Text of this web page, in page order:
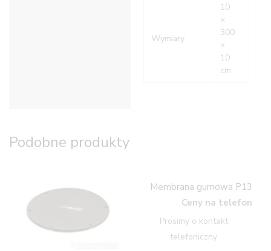
Wymiary
10
×
300
×
10
cm
Podobne produkty
Membrana gumowa P13
Ceny na telefon
Prosimy o kontakt
telefoniczny